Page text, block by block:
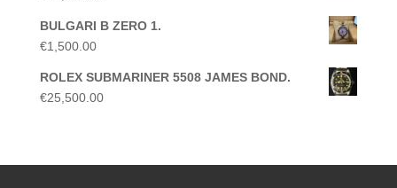
BULGARI B ZERO 1.
€1,500.00
ROLEX SUBMARINER 5508 JAMES BOND.
€25,500.00